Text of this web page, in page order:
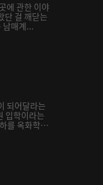
에 관한 이야
단 걸 깨닫는
남매계...
되어달라는
입학이라는
를 옥화학